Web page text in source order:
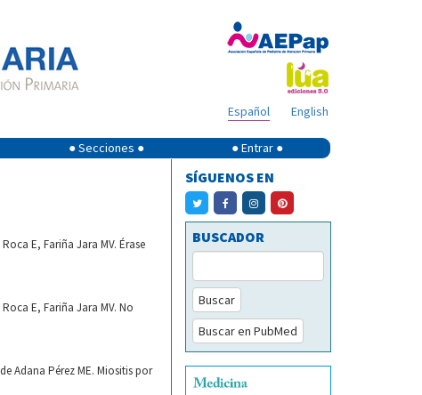
English
Español
● Secciones ● ● Entrar ●
E, Fariña Jara MV. Érase
E, Fariña Jara MV. No
Adana Pérez ME. Miositis por
SÍGUENOS EN
BUSCADOR
Buscar
Buscar en PubMed